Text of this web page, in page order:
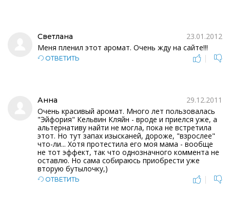
Светлана
23.01.2012
Меня пленил этот аромат. Очень жду на сайте!!!
ОТВЕТИТЬ |
Анна
29.12.2011
Очень красивый аромат. Много лет пользовалась
"Эйфория" Кельвин Кляйн - вроде и приелся уже, а
альтернативу найти не могла, пока не встретила
этот. Но тут запах изысканей, дороже, "взрослее"
что-ли... Хотя протестила его моя мама - вообще
не тот эффект, так что однозначного коммента не
оставлю. Но сама собираюсь приобрести уже
вторую бутылочку,)
ОТВЕТИТЬ |